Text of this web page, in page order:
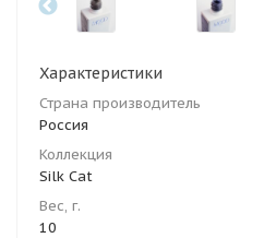
Характеристики
Страна производитель
Россия
Коллекция
Silk Cat
Вес, г.
10